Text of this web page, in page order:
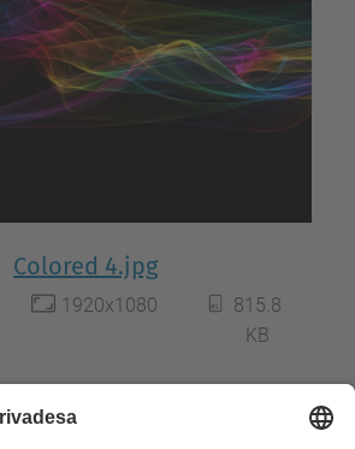
Colored 4.jpg
1920x1080
815.8
KB
Descarrega